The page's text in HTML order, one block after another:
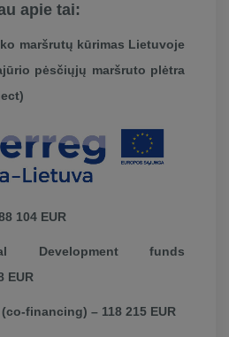
apie tai:
maršrutų kūrimas Lietuvoje
pėsčiųjų maršruto plėtra
104 EUR
Development funds
EUR
financing) – 118 215 EUR